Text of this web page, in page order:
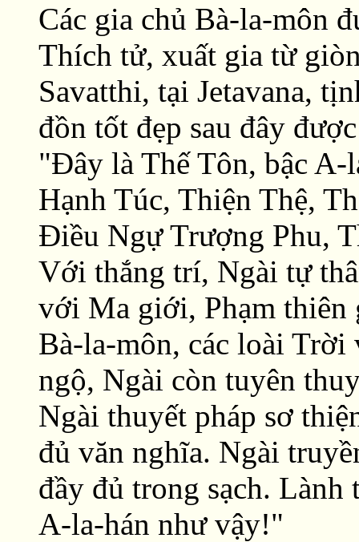
Các gia chủ Bà-la-môn
Thích tử, xuất gia từ
Savatthi, tại Jetavana,
đồn tốt đẹp sau đây
"Ðây là Thế Tôn, bậc
Hạnh Túc, Thiện Thệ,
Ðiều Ngự Trượng Phu,
Với thắng trí, Ngài tự
với Ma giới, Phạm thiên
Bà-la-môn, các loài
ngộ, Ngài còn tuyên
Ngài thuyết pháp sơ
đủ văn nghĩa. Ngài
đầy đủ trong sạch.
A-la-hán như vậy!"